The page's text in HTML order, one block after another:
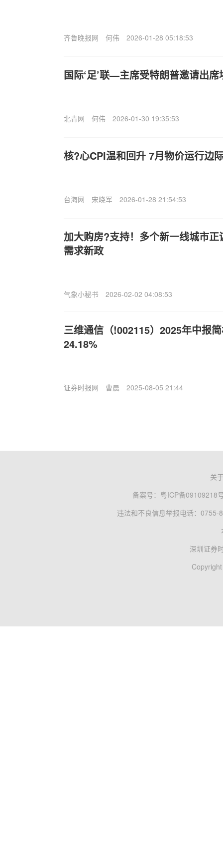
齐鲁晚报网 何伟 2026-01-28 05:18:53
国际‘足’联—主席受特朗普邀请出席
北青网 何伟 2026-01-30 19:35:53
核?心CPI温和回升 7月物价运行边
台海网 宋晓军 2026-01-28 21:54:53
加大购房?支持！多个新一线城市
需求新政
气象小秘书 2026-02-02 04:08:53
三维通信（!002115）2025年中报
24.18%
证券时报网 曹晨 2025-08-05 21:44
关
备案号： 粤ICP备09109218
违法和不良信息举报电话：0755-
深圳证券